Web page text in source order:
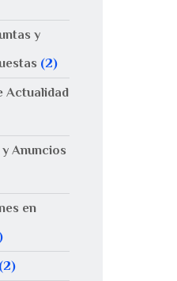
y
(2)
Actualidad
Anuncios
en
(2)